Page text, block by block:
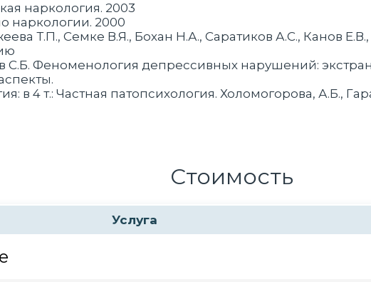
наркология. 2003
наркологии. 2000
Т.П., Семке В.Я., Бохан Н.А., Саратиков А.С., Канов
С.Б. Феноменология депрессивных нарушений:
в 4 т.: Частная патопсихология. Холомогорова, А.Б.,
Стоимость
Услуга